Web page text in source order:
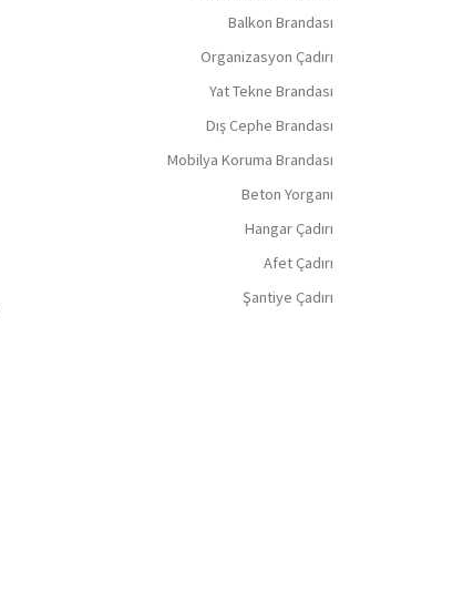
Balkon Brandası
Organizasyon Çadırı
Yat Tekne Brandası
Dış Cephe Brandası
Mobilya Koruma Brandası
Beton Yorganı
Hangar Çadırı
Afet Çadırı
Şantiye Çadırı